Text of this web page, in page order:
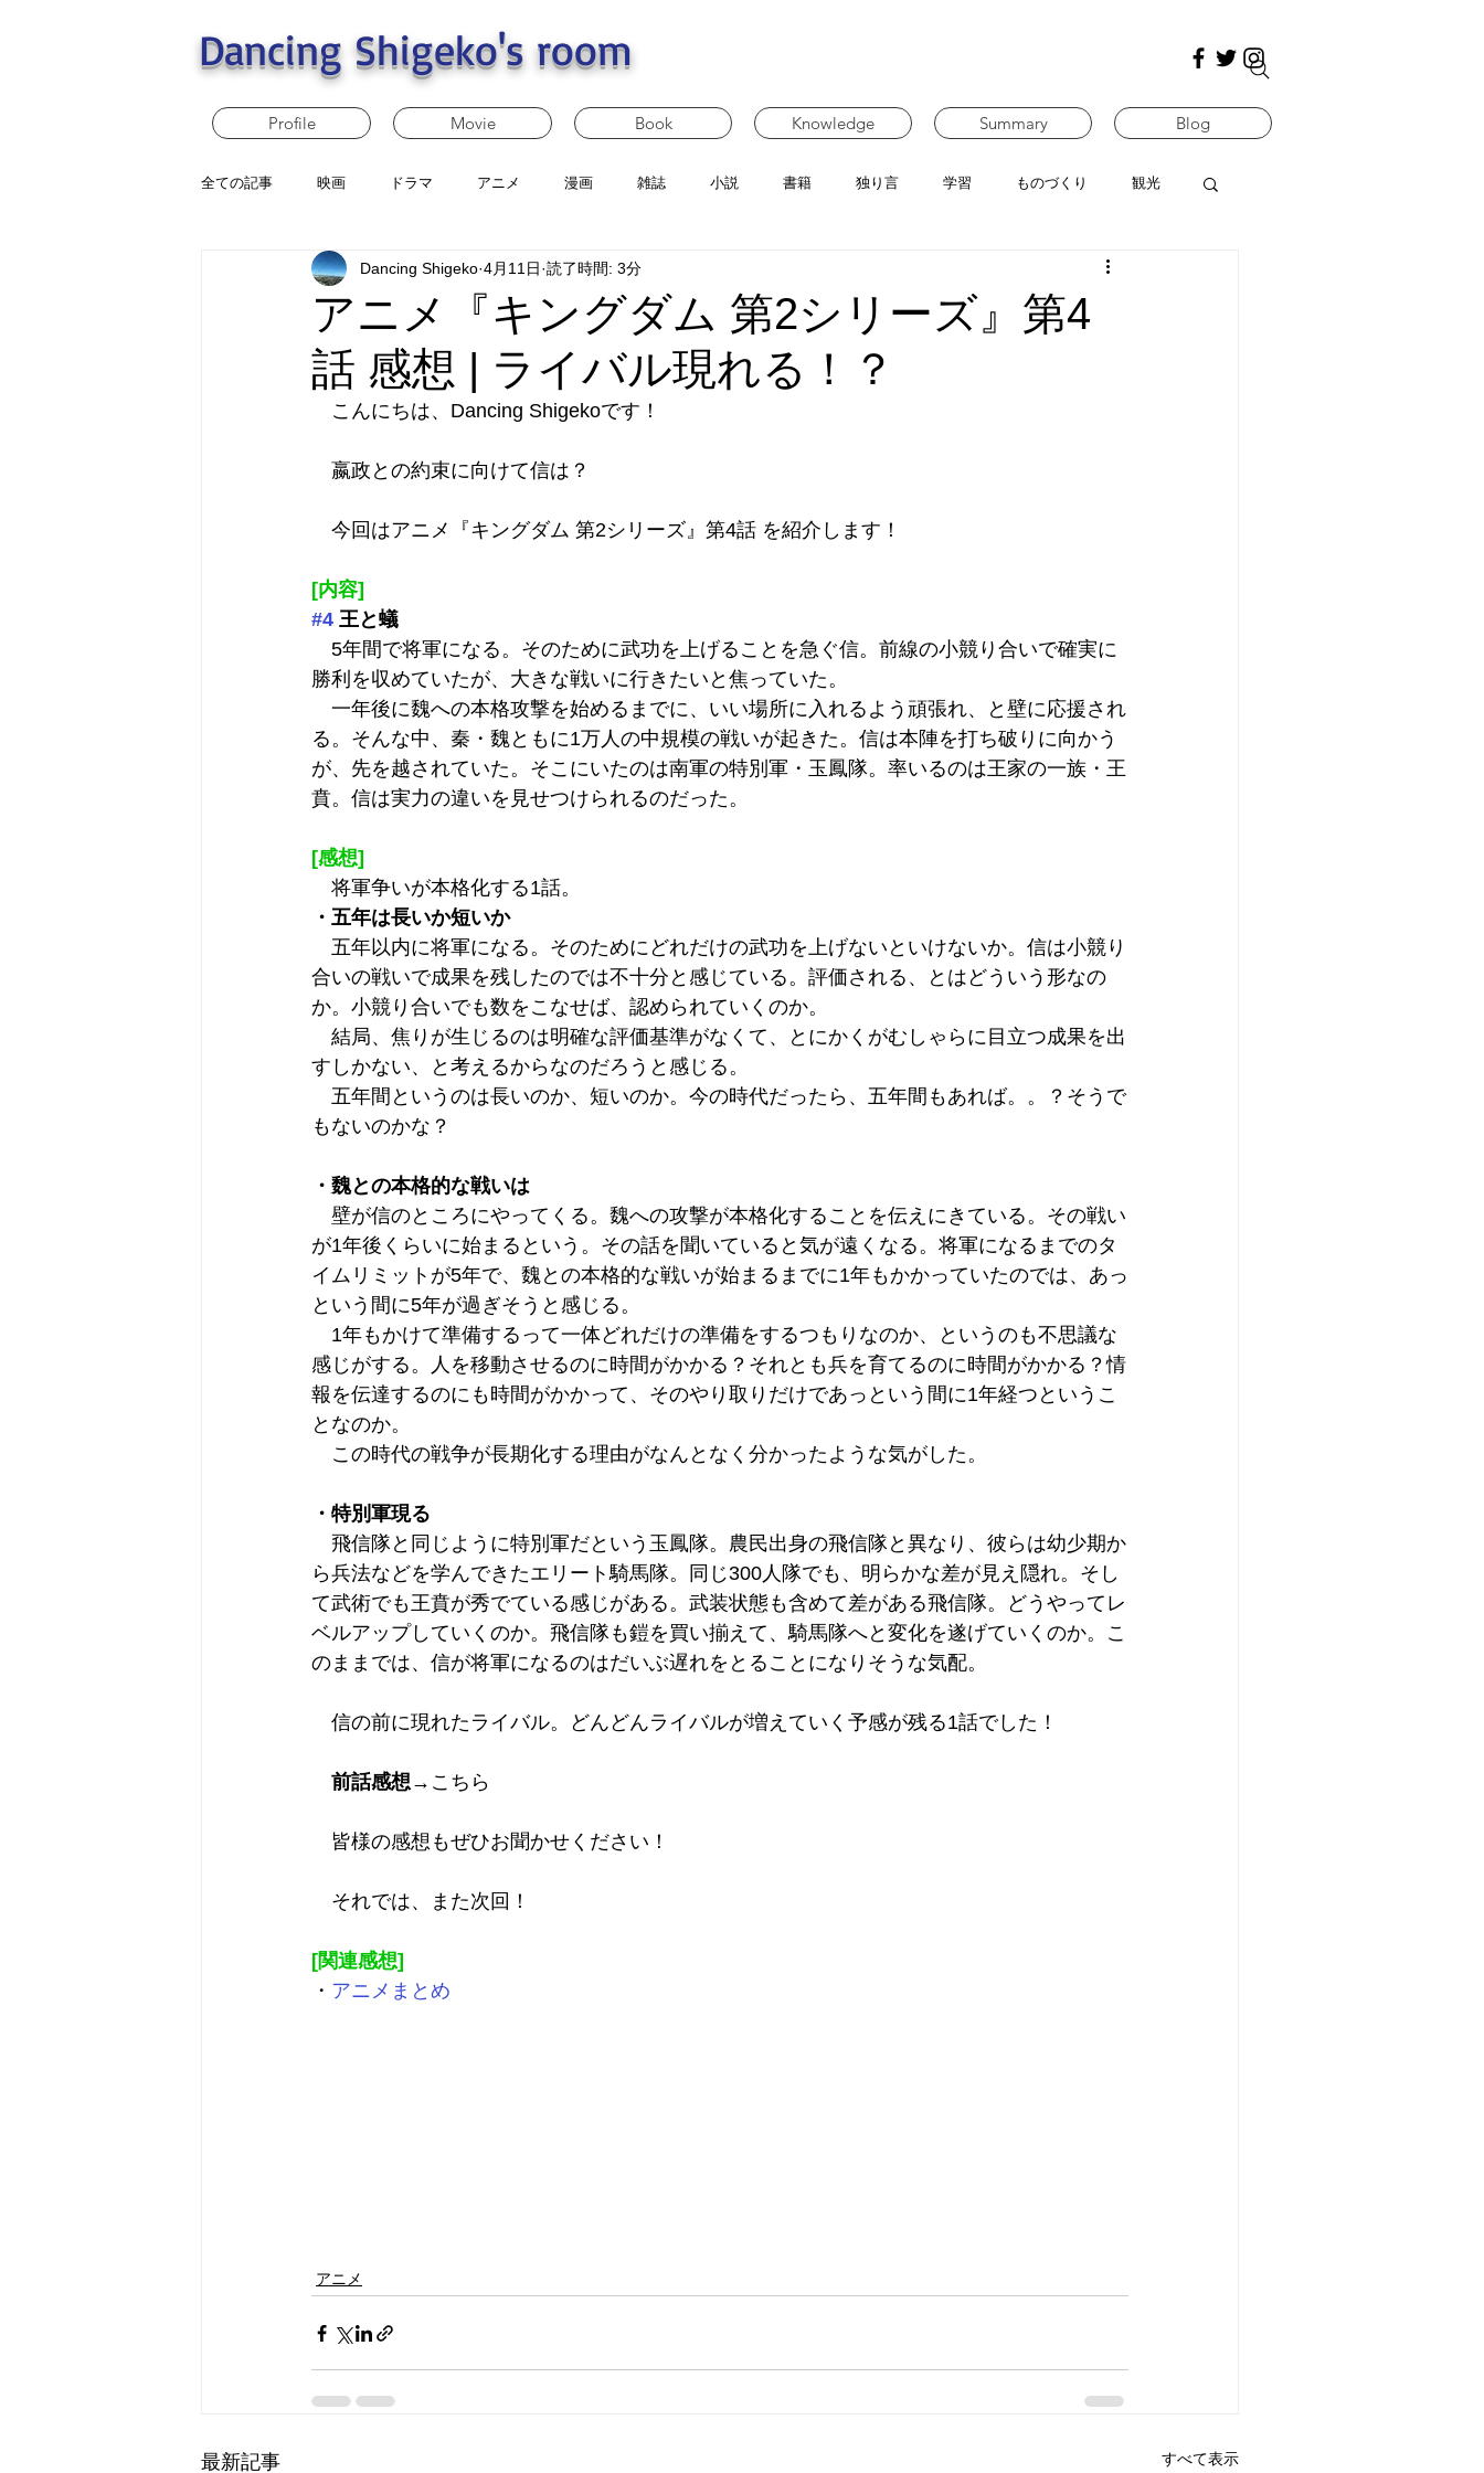
Dancing Shigeko's room
Profile Movie Book Knowledge Summary Blog
全ての記事 映画 ドラマ アニメ 漫画 雑誌 小説 書籍 独り言 学習 ものづくり 観光
アニメ『キングダム 第2シリーズ』第4
話 感想 | ライバル現れる！？
Dancing Shigeko 4月11日 読了時間: 3分
こんにちは、Dancing Shigekoです！
嬴政との約束に向けて信は？
今回はアニメ『キングダム 第2シリーズ』第4話 を紹介します！
[内容]
#4 王と蟻
5年間で将軍になる。そのために武功を上げることを急ぐ信。前線の小競り合いで確実に
勝利を収めていたが、大きな戦いに行きたいと焦っていた。
一年後に魏への本格攻撃を始めるまでに、いい場所に入れるよう頑張れ、と壁に応援され
る。そんな中、秦・魏ともに1万人の中規模の戦いが起きた。信は本陣を打ち破りに向かう
が、先を越されていた。そこにいたのは南軍の特別軍・玉鳳隊。率いるのは王家の一族・王
賁。信は実力の違いを見せつけられるのだった。
[感想]
将軍争いが本格化する1話。
・五年は長いか短いか
五年以内に将軍になる。そのためにどれだけの武功を上げないといけないか。信は小競り
合いの戦いで成果を残したのでは不十分と感じている。評価される、とはどういう形なの
か。小競り合いでも数をこなせば、認められていくのか。
結局、焦りが生じるのは明確な評価基準がなくて、とにかくがむしゃらに目立つ成果を出
すしかない、と考えるからなのだろうと感じる。
五年間というのは長いのか、短いのか。今の時代だったら、五年間もあれば。。？そうで
もないのかな？
・魏との本格的な戦いは
壁が信のところにやってくる。魏への攻撃が本格化することを伝えにきている。その戦い
が1年後くらいに始まるという。その話を聞いていると気が遠くなる。将軍になるまでのタ
イムリミットが5年で、魏との本格的な戦いが始まるまでに1年もかかっていたのでは、あっ
という間に5年が過ぎそうと感じる。
1年もかけて準備するって一体どれだけの準備をするつもりなのか、というのも不思議な
感じがする。人を移動させるのに時間がかかる？それとも兵を育てるのに時間がかかる？情
報を伝達するのにも時間がかかって、そのやり取りだけであっという間に1年経つというこ
となのか。
この時代の戦争が長期化する理由がなんとなく分かったような気がした。
・特別軍現る
飛信隊と同じように特別軍だという玉鳳隊。農民出身の飛信隊と異なり、彼らは幼少期か
ら兵法などを学んできたエリート騎馬隊。同じ300人隊でも、明らかな差が見え隠れ。そし
て武術でも王賁が秀でている感じがある。武装状態も含めて差がある飛信隊。どうやってレ
ベルアップしていくのか。飛信隊も鎧を買い揃えて、騎馬隊へと変化を遂げていくのか。こ
のままでは、信が将軍になるのはだいぶ遅れをとることになりそうな気配。
信の前に現れたライバル。どんどんライバルが増えていく予感が残る1話でした！
前話感想→ こちら
皆様の感想もぜひお聞かせください！
それでは、また次回！
[関連感想]
・ アニメまとめ
アニメ
最新記事 すべて表示